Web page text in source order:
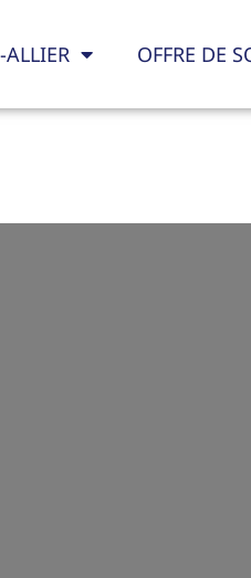
ALLIER OFFRE DE